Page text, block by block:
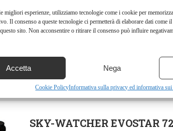
migliori esperienze, utilizziamo tecnologie come i cookie per
Il consenso a queste tecnologie ci permetterà di elaborare dati come
sito. Non acconsentire o ritirare il consenso può influire
Accetta Nega
Cookie PolicyInformativa sulla privacy ed informativa
FOTOCAMERA E LAME
PREPARATE INCLUSE
SKY-WATCHER EVOSTAR 72